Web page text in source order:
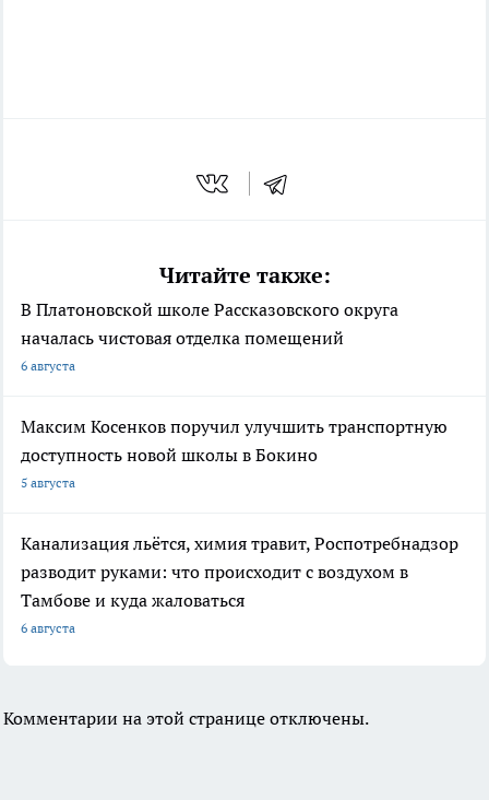
Читайте также:
В Платоновской школе Рассказовского округа
началась чистовая отделка помещений
6 августа
Максим Косенков поручил улучшить транспортную
доступность новой школы в Бокино
5 августа
Канализация льётся, химия травит, Роспотребнадзор
разводит руками: что происходит с воздухом в
Тамбове и куда жаловаться
6 августа
Комментарии на этой странице отключены.